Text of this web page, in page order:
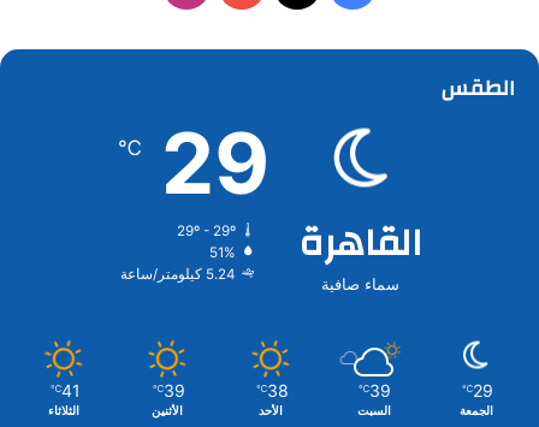
الطقس
القاهرة
سماء صافية
29
℃
29º - 29º
51%
5.24 كيلومتر/ساعة
29
℃
الجمعة
39
℃
السبت
38
℃
الأحد
39
℃
الأثنين
41
℃
الثلاثاء